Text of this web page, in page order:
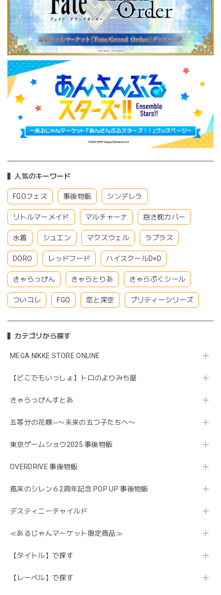
人気のキーワード
FGOフェス 事後物販 シンデレラ
リトルマーメイド マルチャーナ 抱き枕カバー
水着 シュエン マクスウェル ラプラス
DORO レッドフード ハイスクールD×D
きゃらっぴん きゃらとりあ きゃらぷくシール
ついコレ FGO 恋と深空 プリティーシリーズ
カテゴリから探す
MEGA NIKKE STORE ONLINE
【どこでもいっしょ】トロのよりみち屋
きゃらっぴんすとあ
五等分の花嫁∽〜未来の五つ子たちへ〜
東京ゲームショウ2025 事後物販
OVERDRIVE 事後物販
風来のシレン６2周年記念 POP UP 事後物販
デスティニーチャイルド
≪あるじゃんマーケット限定商品≫
【タイトル】で探す
【レーベル】で探す